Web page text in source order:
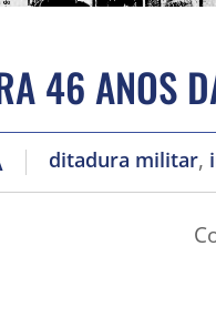
46 ANOS
ditadura militar,